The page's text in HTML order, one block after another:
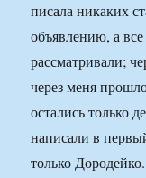
писала никаких
объявлению, а
рассматривали;
через меня
остались только
написали в
только